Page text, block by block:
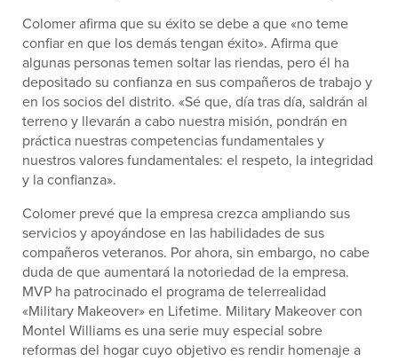
Colomer afirma que su éxito se debe a que «no teme
confiar en que los demás tengan éxito». Afirma que
algunas personas temen soltar las riendas, pero él ha
depositado su confianza en sus compañeros de trabajo y
en los socios del distrito. «Sé que, día tras día, saldrán al
terreno y llevarán a cabo nuestra misión, pondrán en
práctica nuestras competencias fundamentales y
nuestros valores fundamentales: el respeto, la integridad
y la confianza».
Colomer prevé que la empresa crezca ampliando sus
servicios y apoyándose en las habilidades de sus
compañeros veteranos. Por ahora, sin embargo, no cabe
duda de que aumentará la notoriedad de la empresa.
MVP ha patrocinado el programa de telerrealidad
«Military Makeover» en Lifetime. Military Makeover con
Montel Williams es una serie muy especial sobre
reformas del hogar cuyo objetivo es rendir homenaje a